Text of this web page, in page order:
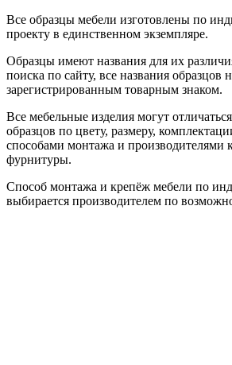
Все образцы мебели изготовлены по
проекту в единственном экземпляре.
Образцы имеют названия для их
поиска по сайту, все названия образцов
зарегистрированным товарным знаком.
Все мебельные изделия могут
образцов по цвету, размеру,
способами монтажа и производителями
фурнитуры.
Способ монтажа и крепёж мебели по
выбирается производителем по